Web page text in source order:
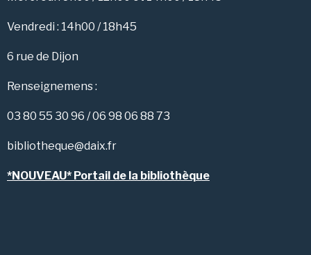
Vendredi : 14h00 / 18h45
6 rue de Dijon
Renseignemens :
03 80 55 30 96 / 06 98 06 88 73
bibliotheque@daix.fr
*NOUVEAU* Portail de la bibliothèque